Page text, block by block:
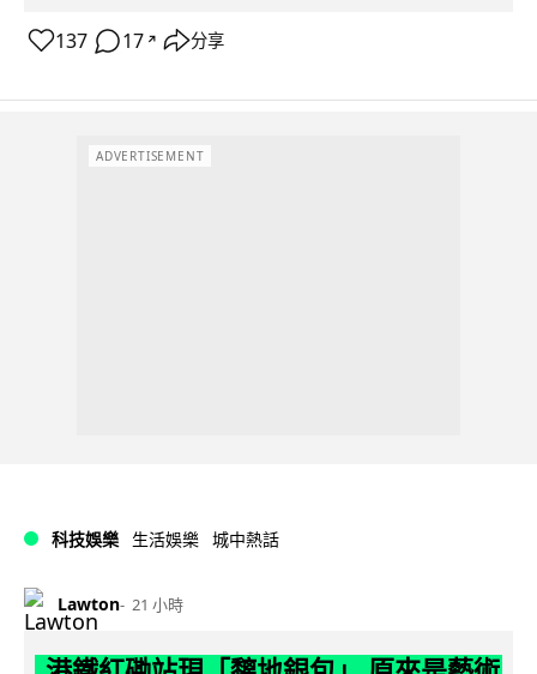
137 17 ↗ 分享
ADVERTISEMENT
科技娛樂 生活娛樂 城中熱話
Lawton 21 小時